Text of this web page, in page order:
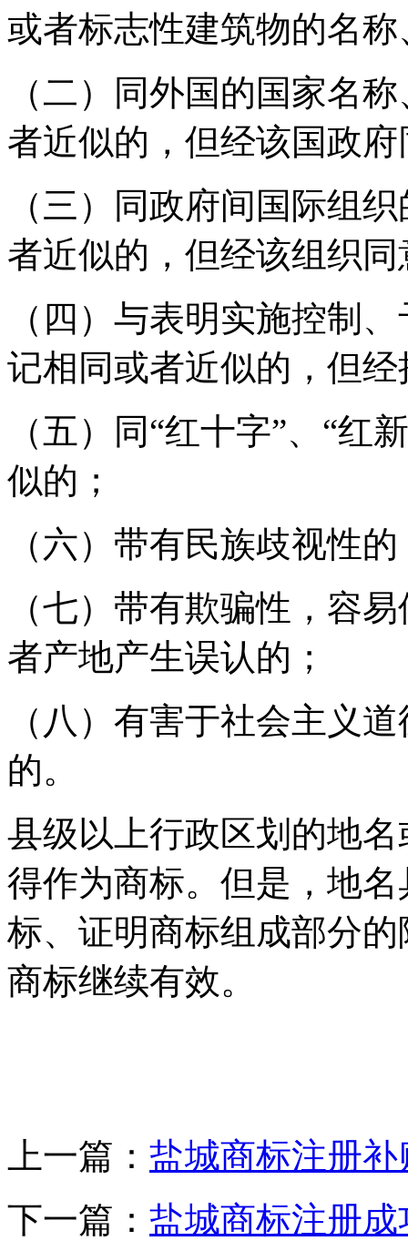
或者标志性建筑物的名
（二）同外国的国家名
者近似的，但经该国政
（三）同政府间国际组
者近似的，但经该组织
（四）与表明实施控制
记相同或者近似的，但
（五）同“红十字”、“红
似的；
（六）带有民族歧视性的
（七）带有欺骗性，容
者产地产生误认的；
（八）有害于社会主义
的。
县级以上行政区划的地
得作为商标。但是，地
标、证明商标组成部分
商标继续有效。
上一篇： 盐城商标注册
下一篇： 盐城商标注册